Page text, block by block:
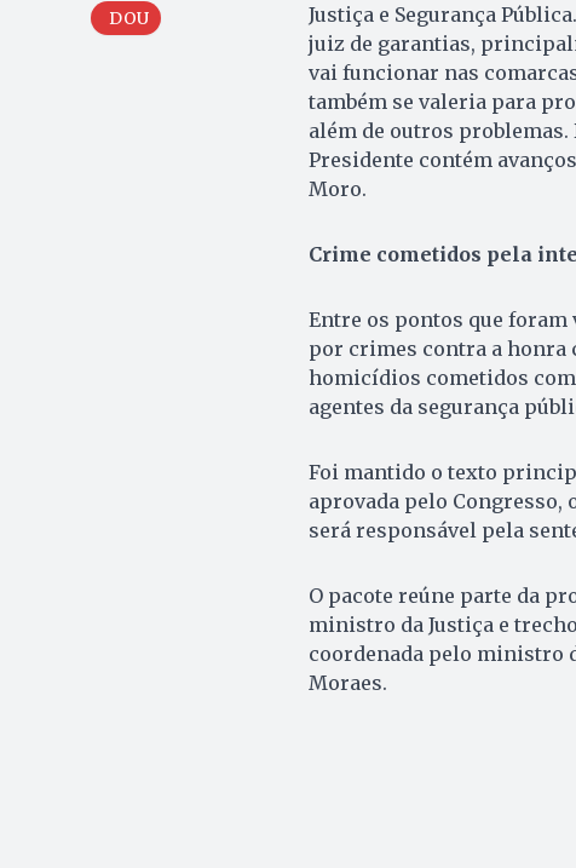
DOU
Justiça e Segurança
juiz de garantias,
vai funcionar nas
também se valeria para
além de outros
Presidente contém
Moro.
Crime cometidos pela
Entre os pontos que foram
por crimes contra a honra
homicídios cometidos
agentes da segurança
Foi mantido o texto
aprovada pelo
será responsável pela
O pacote reúne parte da
ministro da Justiça e
coordenada pelo ministro
Moraes.